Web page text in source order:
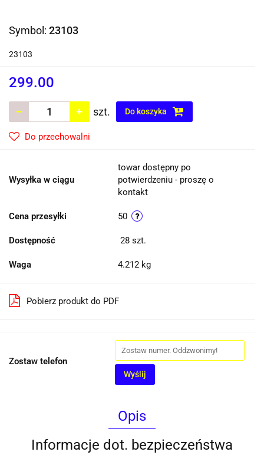
Symbol: 23103
23103
299.00
szt. Do koszyka
Do przechowalni
Wysyłka w ciągu
towar dostępny po
potwierdzeniu - proszę o
kontakt
Cena przesyłki 50
Dostępność 28 szt.
Waga 4.212 kg
Pobierz produkt do PDF
Zostaw telefon
Wyślij
Opis
Informacje dot. bezpieczeństwa